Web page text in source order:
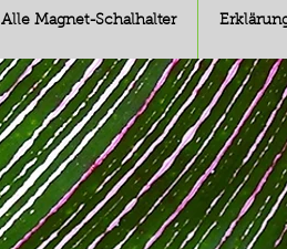
Alle Magnet-Schalhalter